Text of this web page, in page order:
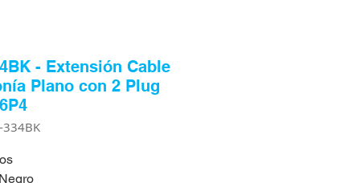
- Extensión Cable
Plano con 2 Plug
334BK